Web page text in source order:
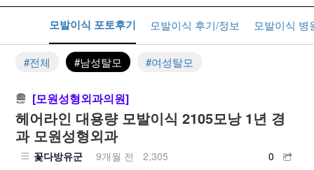
모발이식 포토후기 모발이식 후기/정보 모발이식 병
#전체 #남성탈모 #여성탈모
[모원성형외과의원]
헤어라인 대용량 모발이식 2105모낭 1년 경
과 모원성형외과
꽃다방유군 9개월 전 2,305 0